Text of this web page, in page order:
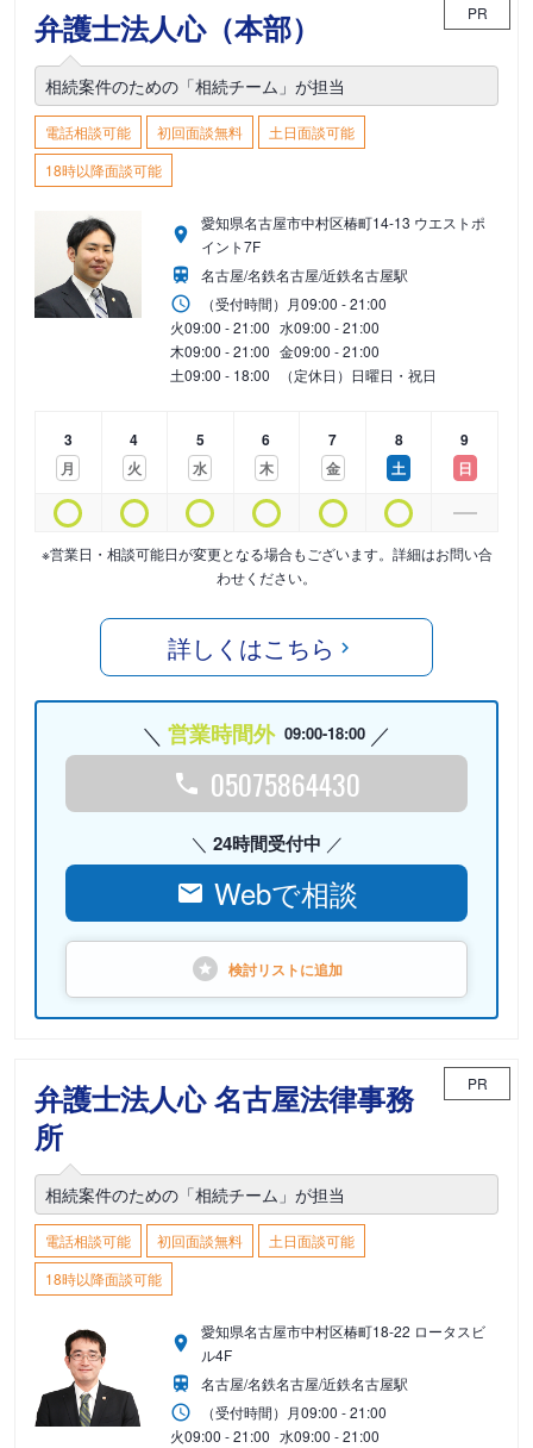
弁護士法人心（本部） PR
相続案件のための「相続チーム」が担当
電話相談可能 初回面談無料
土日面談可能
18時以降面談可能
愛知県名古屋市中村区椿町14-13 ウエストポ
イント7F
名古屋/名鉄名古屋/近鉄名古屋駅
（受付時間） 月09:00 - 21:00
火09:00 - 21:00 水09:00 - 21:00
木09:00 - 21:00 金09:00 - 21:00
土09:00 - 18:00 （定休日）日曜日・祝日
3
月
4
火
5
水
6
木
7
金
8
土
9
日
※営業日・相談可能日が変更となる場合もございます。詳細はお問い合
わせください。
詳しくはこちら
営業時間外 09:00-18:00
05075864430
24時間受付中
Webで相談
検討リストに追加
弁護士法人心 名古屋法律事務
所
PR
相続案件のための「相続チーム」が担当
電話相談可能 初回面談無料
土日面談可能
18時以降面談可能
愛知県名古屋市中村区椿町18-22 ロータスビ
ル4F
名古屋/名鉄名古屋/近鉄名古屋駅
（受付時間） 月09:00 - 21:00
火09:00 - 21:00 水09:00 - 21:00